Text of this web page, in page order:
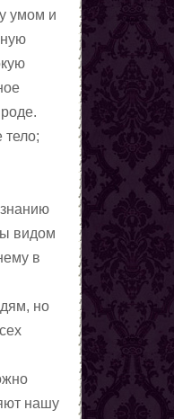
умом и
видом
в
но
нашу